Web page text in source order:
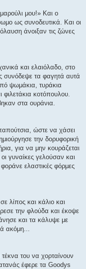
μου!» Και ο
ως συνοδευτικά. Και οι
άνοιξαν τις ζώνες
και ελαιόλαδο, στο
συνόδεψε τα φαγητά αυτά
ψωμάκια, τυράκια
κοτόπουλου.
στα ουράνια.
ώστε να χάσει
την δορυφορική
για να μην κουράζεται
γυναίκες γελούσαν και
ελαστικές φόρμες
λίπος και κάλιο και
την φλούδα και έκοψε
και τα κάλυψε με
ακόμη...
του να χορταίνουν
έφερε τα Goodys